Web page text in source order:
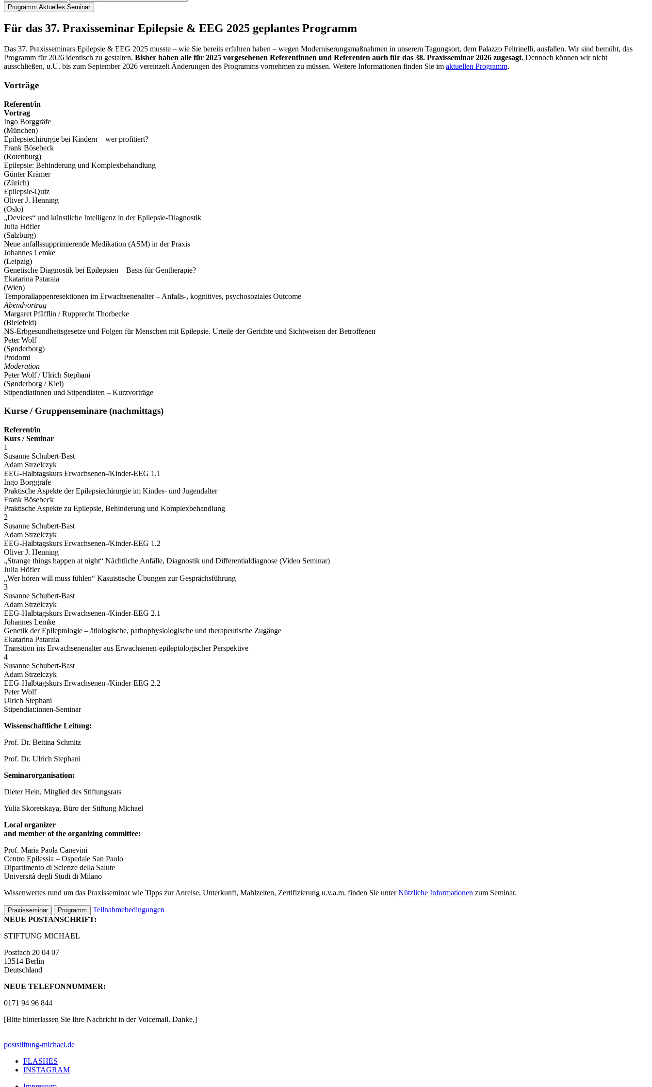
Programm Aktuelles Seminar
Für das 37. Praxisseminar Epilepsie & EEG 2025 geplantes Programm
Das 37. Praxisseminars Epilepsie & EEG 2025 musste – wie Sie bereits erfahren haben – wegen Moderniserungsmaßnahmen in unserem Tagungsort, dem Palazzo Feltrinelli, ausfallen. Wir sind bemüht, das
Programm für 2026 identisch zu gestalten. Bisher haben alle für 2025 vorgesehenen Referentinnen und Referenten auch für das 38. Praxisseminar 2026 zugesagt. Dennoch können wir nicht
ausschließen, u.U. bis zum September 2026 vereinzelt Änderungen des Programms vornehmen zu müssen. Weitere Informationen finden Sie im aktuellen Programm.
Vorträge
Referent/in
Vortrag
Ingo Borggräfe
(München)
Epilepsiechirurgie bei Kindern – wer profitiert?
Frank Bösebeck
(Rotenburg)
Epilepsie: Behinderung und Komplexbehandlung
Günter Krämer
(Zürich)
Epilepsie-Quiz
Oliver J. Henning
(Oslo)
„Devices“ und künstliche Intelligenz in der Epilepsie-Diagnostik
Julia Höfler
(Salzburg)
Neue anfallssupprimierende Medikation (ASM) in der Praxis
Johannes Lemke
(Leipzig)
Genetische Diagnostik bei Epilepsien – Basis für Gentherapie?
Ekatarina Pataraia
(Wien)
Temporallappenresektionen im Erwachsenenalter – Anfalls-, kognitives, psychosoziales Outcome
Abendvortrag
Margaret Pfäfflin / Rupprecht Thorbecke
(Bielefeld)
NS-Erbgesundheitsgesetze und Folgen für Menschen mit Epilepsie. Urteile der Gerichte und Sichtweisen der Betroffenen
Peter Wolf
(Sønderborg)
Prodomi
Moderation
Peter Wolf / Ulrich Stephani
(Sønderborg / Kiel)
Stipendiatinnen und Stipendiaten – Kurzvorträge
Kurse / Gruppenseminare (nachmittags)
Referent/in
Kurs / Seminar
1
Susanne Schubert-Bast
Adam Strzelczyk
EEG-Halbtagskurs Erwachsenen-/Kinder-EEG 1.1
Ingo Borggräfe
Praktische Aspekte der Epilepsiechirurgie im Kindes- und Jugendalter
Frank Bösebeck
Praktische Aspekte zu Epilepsie, Behinderung und Komplexbehandlung
2
Susanne Schubert-Bast
Adam Strzelczyk
EEG-Halbtagskurs Erwachsenen-/Kinder-EEG 1.2
Oliver J. Henning
„Strange things happen at night“ Nächtliche Anfälle, Diagnostik und Differentialdiagnose (Video Seminar)
Julia Höfler
„Wer hören will muss fühlen“ Kasuistische Übungen zur Gesprächsführung
3
Susanne Schubert-Bast
Adam Strzelczyk
EEG-Halbtagskurs Erwachsenen-/Kinder-EEG 2.1
Johannes Lemke
Genetik der Epileptologie – ätiologische, pathophysiologische und therapeutische Zugänge
Ekatarina Pataraia
Transition ins Erwachsenenalter aus Erwachsenen-epileptologischer Perspektive
4
Susanne Schubert-Bast
Adam Strzelczyk
EEG-Halbtagskurs Erwachsenen-/Kinder-EEG 2.2
Peter Wolf
Ulrich Stephani
Stipendiat:innen-Seminar
Wissenschaftliche Leitung:
Prof. Dr. Bettina Schmitz
Prof. Dr. Ulrich Stephani
Seminarorganisation:
Dieter Hein, Mitglied des Stiftungsrats
Yulia Skoretskaya, Büro der Stiftung Michael
Local organizer
and member of the organizing committee:
Prof. Maria Paola Canevini
Centro Epilessia – Ospedale San Paolo
Dipartimento di Scienze della Salute
Università degli Studi di Milano
Wissenwertes rund um das Praxisseminar wie Tipps zur Anreise, Unterkunft, Mahlzeiten, Zertifizierung u.v.a.m. finden Sie unterNützliche Informationen zum Seminar.
Praxisseminar Programm
Teilnahmebedingungen
NEUE POSTANSCHRIFT:
STIFTUNG MICHAEL
Postfach 20 04 07
13514 Berlin
Deutschland
NEUE TELEFONNUMMER:
0171 94 96 844
[Bitte hinterlassen Sie Ihre Nachricht in der Voicemail. Danke.]
poststiftung-michael.de
FLASHES
INSTAGRAM